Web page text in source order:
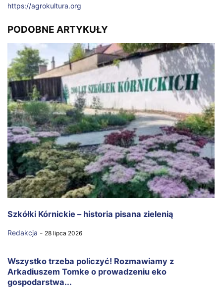
https://agrokultura.org
PODOBNE ARTYKUŁY
Szkółki Kórnickie – historia pisana zielenią
Redakcja - 28 lipca 2026
Wszystko trzeba policzyć! Rozmawiamy z
Arkadiuszem Tomke o prowadzeniu eko
gospodarstwa...